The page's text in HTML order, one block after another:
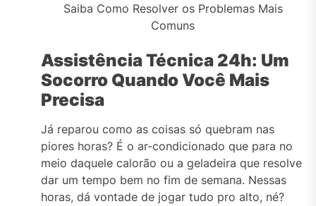
Saiba Como Resolver os Problemas Mais
Comuns
Assistência Técnica 24h: Um
Socorro Quando Você Mais
Precisa
Já reparou como as coisas só quebram nas
piores horas? É o ar-condicionado que para no
meio daquele calorão ou a geladeira que resolve
dar um tempo bem no fim de semana. Nessas
horas, dá vontade de jogar tudo pro alto, né?